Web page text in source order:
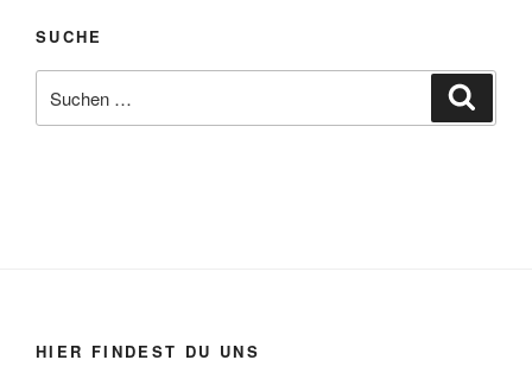
SUCHE
nach:
HIER FINDEST DU UNS